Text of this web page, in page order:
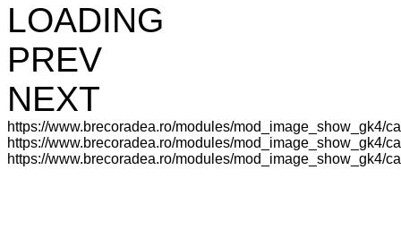
LOADING
PREV
NEXT
https://www.brecoradea.ro/modules/mod_image_show_gk4/
https://www.brecoradea.ro/modules/mod_image_show_gk4/
https://www.brecoradea.ro/modules/mod_image_show_gk4/